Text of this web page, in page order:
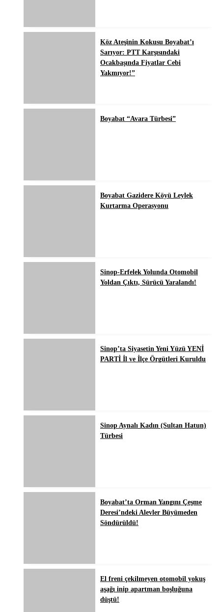
Köz Ateşinin Kokusu Boyabat’ı
Sarıyor: PTT Karşısındaki
Ocakbaşında Fiyatlar Cebi
Yakmıyor!”
Boyabat “Avara Türbesi”
Boyabat Gazidere Köyü Leylek
Kurtarma Operasyonu
Sinop-Erfelek Yolunda Otomobil
Yoldan Çıktı, Sürücü Yaralandı!
Sinop’ta Siyasetin Yeni Yüzü YENİ
PARTİ İl ve İlçe Örgütleri Kuruldu
Sinop Aynalı Kadın (Sultan Hatun)
Türbesi
Boyabat’ta Orman Yangını Çeşme
Deresi’ndeki Alevler Büyümeden
Söndürüldü!
El freni çekilmeyen otomobil yokuş
aşağı inip apartman boşluğuna
düştü!